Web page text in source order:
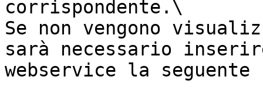
corrispondente.\
Se non vengono
sarà necessario
webservice la